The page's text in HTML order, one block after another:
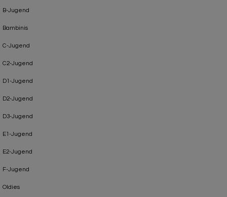
B-Jugend
Bambinis
C-Jugend
C2-Jugend
D1-Jugend
D2-Jugend
D3-Jugend
E1-Jugend
E2-Jugend
F-Jugend
Oldies